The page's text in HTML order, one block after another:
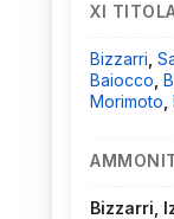
XI
Bizzarri
Baiocco
Morimoto
Bizzarri,